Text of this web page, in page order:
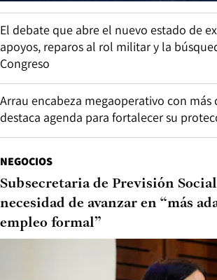
El debate que abre el nuevo estado de
apoyos, reparos al rol militar y la
Congreso
Arrau encabeza megaoperativo con más
destaca agenda para fortalecer su
NEGOCIOS
Subsecretaria de Previsión
necesidad de avanzar en “más
empleo formal”